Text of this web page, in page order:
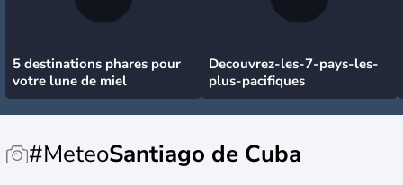
5 destinations phares pour
votre lune de miel
Decouvrez-les-7-pays-les-
plus-pacifiques
#MeteoSantiago de Cuba